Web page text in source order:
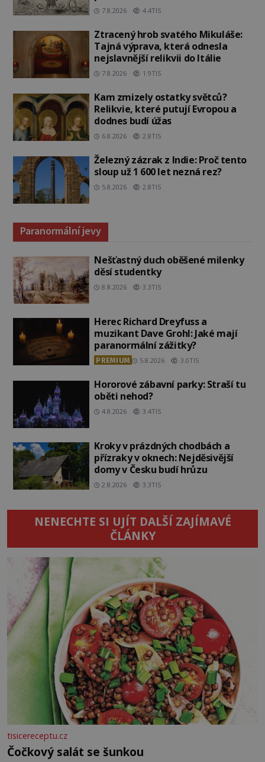
7.8.2026 4.4TIS
Ztracený hrob svatého Mikuláše:
Tajná výprava, která odnesla
nejslavnější relikvii do Itálie
7.8.2026 1.9TIS
Kam zmizely ostatky světců?
Relikvie, které putují Evropou a
dodnes budí úžas
6.8.2026 2.8TIS
Železný zázrak z Indie: Proč tento
sloup už 1 600 let nezná rez?
5.8.2026 2.8TIS
Paranormální jevy
Nešťastný duch oběšené milenky
děsí studentky
8.8.2026 3.3TIS
Herec Richard Dreyfuss a
muzikant Dave Grohl: Jaké mají
paranormální zážitky?
PREMIUM 5.8.2026 3.0TIS
Hororové zábavní parky: Straší tu
oběti nehod?
4.8.2026 3.4TIS
Kroky v prázdných chodbách a
přízraky v oknech: Nejděsivější
domy v Česku budí hrůzu
2.8.2026 3.3TIS
NENECHTE SI UJÍT DALŠÍ ZAJÍMAVÉ
ČLÁNKY
tisicereceptu.cz
Čočkový salát se šunkou